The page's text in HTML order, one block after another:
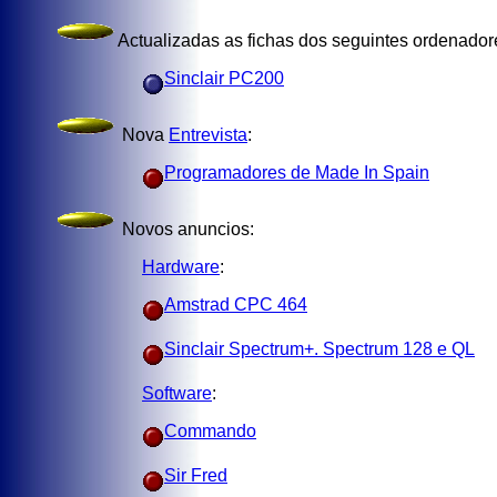
Actualizadas as fichas dos seguintes
Sinclair PC200
Nova Entrevista:
Programadores de Made In Spain
Novos anuncios:
Hardware:
Amstrad CPC 464
Sinclair Spectrum+. Spectrum 128 e QL
Software:
Commando
Sir Fred